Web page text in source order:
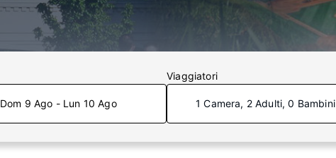
Dom 9 Ago - Lun 10 Ago
Viaggiatori
1 Camera, 2 Adulti, 0 Bambini